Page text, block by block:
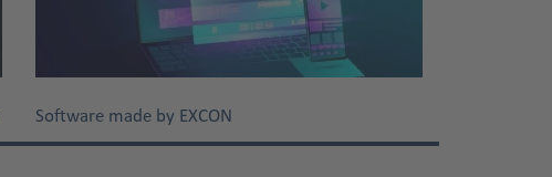
Software made by EXCON